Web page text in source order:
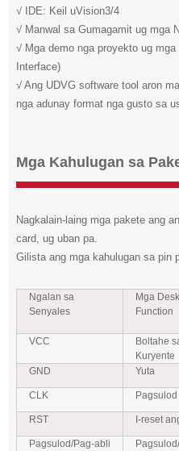
√ IDE: Keil uVision3/4
√ Manwal sa Gumagamit ug mga
√ Mga demo nga proyekto ug
Interface)
√ Ang UDVG software tool aron
nga adunay format nga gusto sa
Mga Kahulugan sa
Nagkalain-laing mga pakete ang
card, ug uban pa.
Gilista ang mga kahulugan sa pin
Ngalan sa
Senyales
Mga
Function
VCC
Boltahe
Kuryente
GND Yuta
CLK
RST I-reset
Pagsulod/Pag-abli